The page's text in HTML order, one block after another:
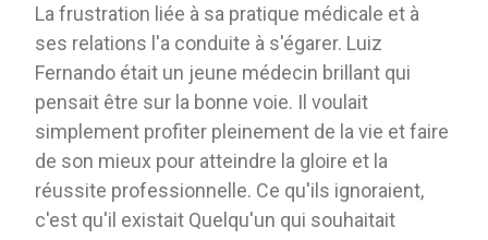
La frustration liée à sa pratique médicale et à
ses relations l'a conduite à s'égarer. Luiz
Fernando était un jeune médecin brillant qui
pensait être sur la bonne voie. Il voulait
simplement profiter pleinement de la vie et faire
de son mieux pour atteindre la gloire et la
réussite professionnelle. Ce qu'ils ignoraient,
c'est qu'il existait Quelqu'un qui souhaitait